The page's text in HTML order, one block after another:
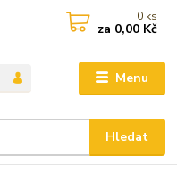
Menu
Hledat
0 ks
za 0,00 Kč